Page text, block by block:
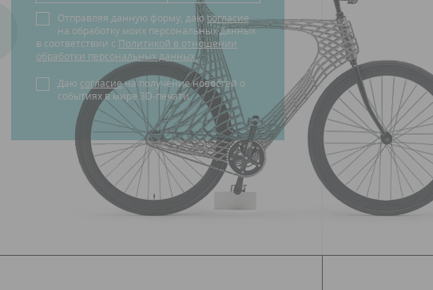
Отправляя данную форму, даюсогласие
на обработку моих персональных данных
в соответствии с Политикой в отношении
обработки персональных данных.
Даю согласиена получение новостей о
событиях в мире 3D-печати.